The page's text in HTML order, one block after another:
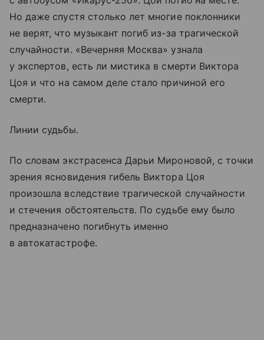
Но даже спустя столько лет многие поклонники
не верят, что музыкант погиб из-за трагической
случайности. «Вечерняя Москва» узнала
у экспертов, есть ли мистика в смерти Виктора
Цоя и что на самом деле стало причиной его
смерти.
Линии судьбы.
По словам экстрасенса Дарьи Мироновой, с точки
зрения ясновидения гибель Виктора Цоя
произошла вследствие трагической случайности
и стечения обстоятельств. По судьбе ему было
предназначено погибнуть именно
в автокатастрофе.